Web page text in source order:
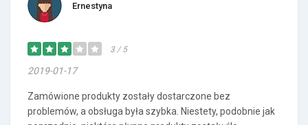
Ernestyna
3 / 5
2019-01-17
Zamówione produkty zostały dostarczone bez
problemów, a obsługa była szybka. Niestety, podobnie jak